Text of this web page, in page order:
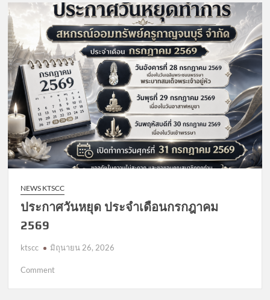
จัด
เก็บ
ค่า
สงเคราะห์
ศพ
NEWS KTSCC
ประกาศวันหยุด ประจำเดือนกรกฎาคม
2569
ktscc มิถุนายน 26, 2026
Commenton